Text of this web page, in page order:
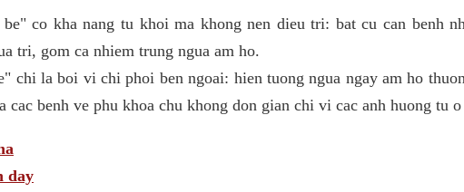
co kha nang tu khoi ma khong nen dieu tri: bat cu can benh
tri, gom ca nhiem trung ngua am ho.
chi la boi vi chi phoi ben ngoai: hien tuong ngua ngay am ho
cac benh ve phu khoa chu khong don gian chi vi cac anh huong tu
day